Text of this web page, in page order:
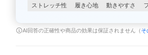
ストレッチ性 履き心地 動きやすさ
AI回答の正確性や商品の効果は保証されません（ そ